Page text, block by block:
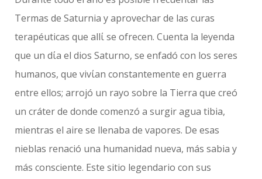
Termas de Saturnia y aprovechar de las curas
terapéuticas que allί se ofrecen. Cuenta la leyenda
que un dίa el dios Saturno, se enfadó con los seres
humanos, que vivίan constantemente en guerra
entre ellos; arrojó un rayo sobre la Tierra que creó
un cráter de donde comenzó a surgir agua tibia,
mientras el aire se llenaba de vapores. De esas
nieblas renació una humanidad nueva, más sabia y
más consciente. Este sitio legendario con sus